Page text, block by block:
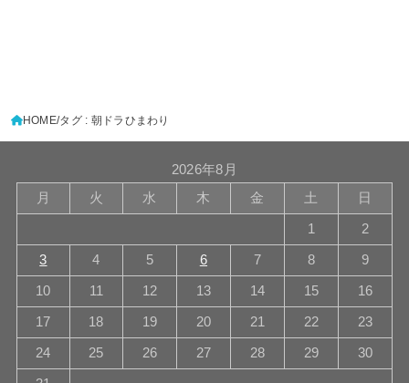
HOME タグ : 朝ドラひまわり
2026年8月
月
火 水 木 金 土 日
1 2
3 4 5 6 7 8 9
10 11 12 13 14 15 16
17 18 19 20 21 22 23
24 25 26 27 28 29 30